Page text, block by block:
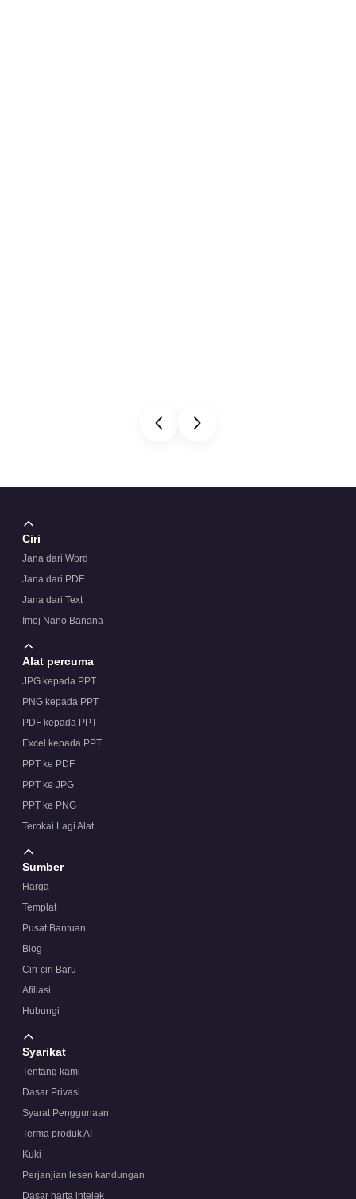
Ciri
Jana dari Word
Jana dari PDF
Jana dari Text
Imej Nano Banana
Alat percuma
JPG kepada PPT
PNG kepada PPT
PDF kepada PPT
Excel kepada PPT
PPT ke PDF
PPT ke JPG
PPT ke PNG
Terokai Lagi Alat
Sumber
Harga
Templat
Pusat Bantuan
Blog
Ciri-ciri Baru
Afiliasi
Hubungi
Syarikat
Tentang kami
Dasar Privasi
Syarat Penggunaan
Terma produk AI
Kuki
Perjanjian lesen kandungan
Dasar harta intelek